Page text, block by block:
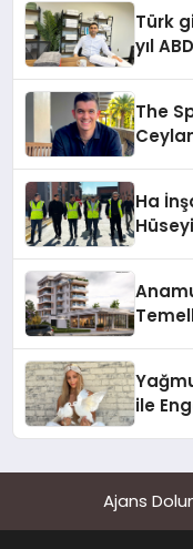
Türk
yıl
The
Ha
ile
Ajans